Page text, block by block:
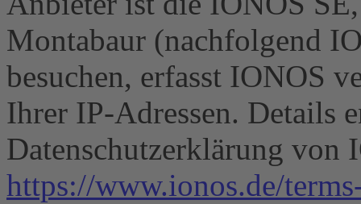
Montabaur (nachfolgend
besuchen, erfasst IONOS
Ihrer IP-Adressen. Details
Datenschutzerklärung von
https://www.ionos.de/